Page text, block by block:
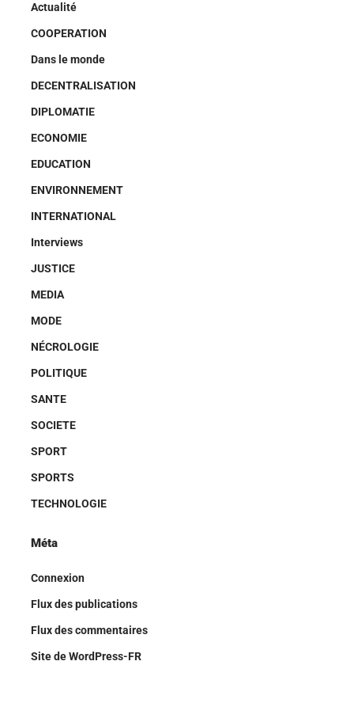
Actualité
COOPERATION
Dans le monde
DECENTRALISATION
DIPLOMATIE
ECONOMIE
EDUCATION
ENVIRONNEMENT
INTERNATIONAL
Interviews
JUSTICE
MEDIA
MODE
NÉCROLOGIE
POLITIQUE
SANTE
SOCIETE
SPORT
SPORTS
TECHNOLOGIE
Méta
Connexion
Flux des publications
Flux des commentaires
Site de WordPress-FR